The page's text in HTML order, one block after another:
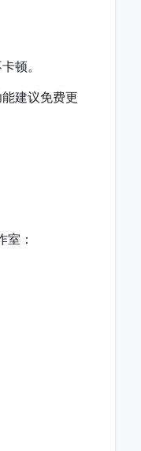
顿。
建议免费更
：